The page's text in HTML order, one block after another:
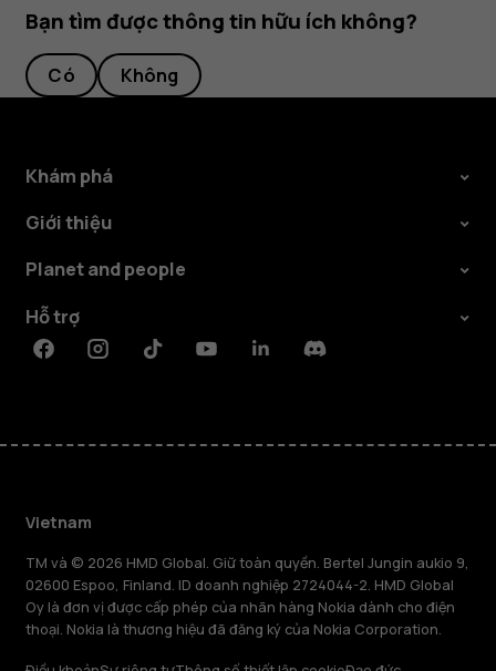
Bạn tìm được thông tin hữu ích không?
Có Không
Khám phá
Giới thiệu
Planet and people
Hỗ trợ
FacebookInstagramTiktokYoutubeLinkedinDiscord
Vietnam
TM và © 2026 HMD Global. Giữ toàn quyền. Bertel Jungin aukio 9,
02600 Espoo, Finland. ID doanh nghiệp 2724044-2. HMD Global
Oy là đơn vị được cấp phép của nhãn hàng Nokia dành cho điện
thoại. Nokia là thương hiệu đã đăng ký của Nokia Corporation.